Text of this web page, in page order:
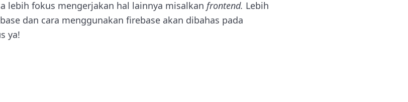
lebih fokus mengerjakan hal lainnya misalkan frontend. Lebih
dan cara menggunakan firebase akan dibahas pada
ya!